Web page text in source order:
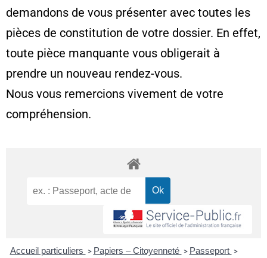
demandons de vous présenter avec toutes les
pièces de constitution de votre dossier. En effet,
toute pièce manquante vous obligerait à
prendre un nouveau rendez-vous.
Nous vous remercions vivement de votre
compréhension.
Accueil particuliers > Papiers – Citoyenneté > Passeport >